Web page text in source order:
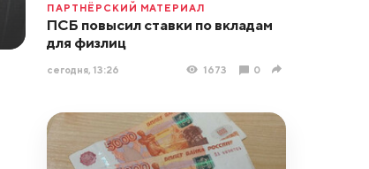
ПАРТНЁРСКИЙ МАТЕРИАЛ
ПСБ повысил ставки по вкладам
для физлиц
сегодня, 13:26 1673 0